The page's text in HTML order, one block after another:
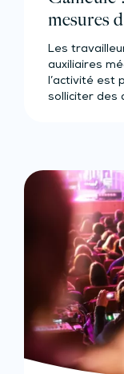
mesures
Les
auxiliaires
l’activité est
solliciter des